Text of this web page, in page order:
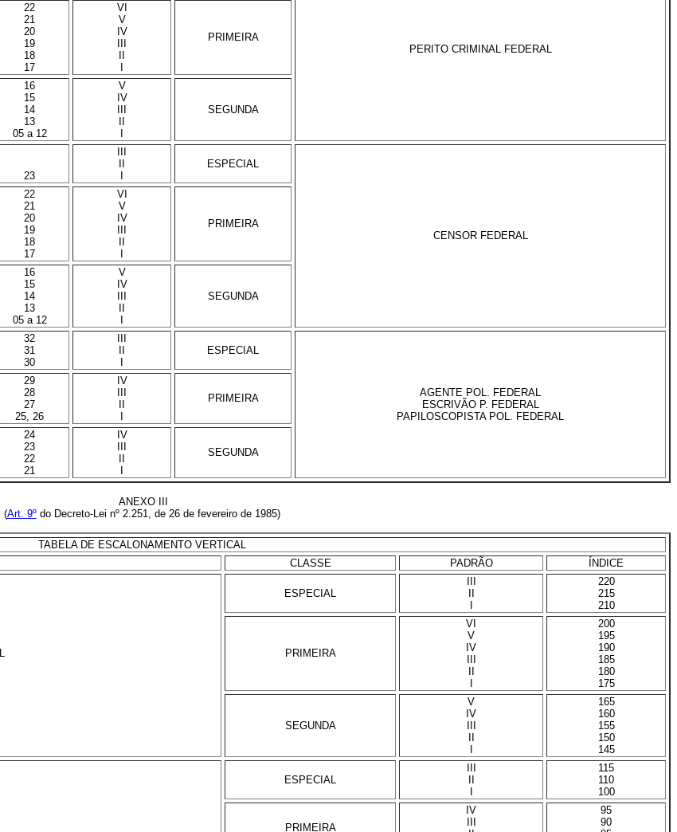
PERITO CRIMINAL FEDERAL
22
21
20
19
18
17
VI
V
IV
PRIMEIRA
16
15
14
13
05 a 12
V
IV
SEGUNDA
23
ESPECIAL
CENSOR FEDERAL
22
21
20
19
18
17
VI
V
IV
PRIMEIRA
16
15
14
13
05 a 12
V
IV
SEGUNDA
32
31
30
ESPECIAL
AGENTE POL. FEDERAL
ESCRIVÃO P. FEDERAL
PAPILOSCOPISTA POL. FEDERAL
29
28
27
25, 26
IV
PRIMEIRA
24
23
22
21
IV
SEGUNDA
ANEXO III
(Art. 9ºdo Decreto-Lei nº 2.251, de 26 de fevereiro de 1985)
TABELA DE ESCALONAMENTO VERTICAL
CLASSE PADRÃO ÍNDICE
ESPECIAL
220
215
210
PRIMEIRA
VI
V
IV
200
195
190
185
180
175
SEGUNDA
V
IV
165
160
155
150
145
ESPECIAL
115
110
100
PRIMEIRA
IV
95
90